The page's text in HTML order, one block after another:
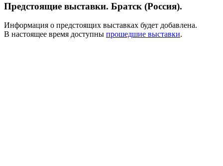
Предстоящие выставки. Братск (Россия).
Информация о предстоящих выставках будет добавлена.
В настоящее время доступны прошедшие выставки.